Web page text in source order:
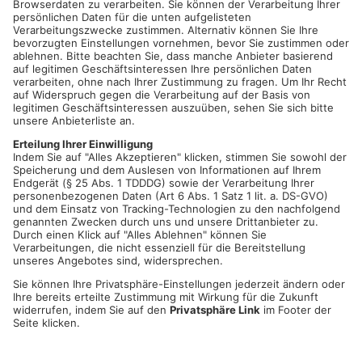
Gegen 12:30 Uhr war es dann geschafft und es konnte allen
gratuliert werden. Lehrgangsleiter Florian Faller, durfte all
seinen Teilnehmern, die freudige Nachricht mitteilen. Es
gratulierten im Anschluss Kommandant Andreas Emge,
Bürgermeister Peter Kreß wie auch KBM Thilo Happ sowie die
weiteren anwesenden Prüfer und Kameraden. Neben den
Teilnahmebestätigungen, erhielten alle noch ihr
„Ausbildungsnachweisheft“ in dem sie den weiteren Verlauf
der MTA, bis hin zur Abschlussprüfung in zwei Jahren,
dokumentieren können. Was aber nicht fehlen durfte, war die
Übergabe eines Meldeempfänger für jeden Teilnehmer. Der
erfolgreiche Abschluss des MTA Basislehrgang, berechtig
nämlich auch, zur Teilnahme am Einsatzdienst. Dies bedeutet,
dass nun die FGK, über sechs weitere Kameraden verfügt,
welche zum Wohl der Karlsteiner Bevölkerung mit zum Einsatz
kommen dürfen und dies freute besonders Bürgermeister
Peter Kreß, was er auch noch mal ausdrücklich betonte und
sich hierfür bei jedem einzelnen bedankte.